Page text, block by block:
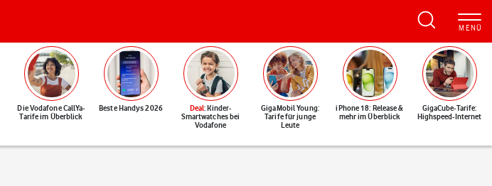
Die Vodafone CallYa-
Tarife im Überblick
Beste Handys 2026 Deal: Kinder-
Smartwatches bei
Vodafone
GigaMobil Young:
Tarife für junge
Leute
iPhone 18: Release &
mehr im Überblick
GigaCube-Tarife:
Highspeed-Internet